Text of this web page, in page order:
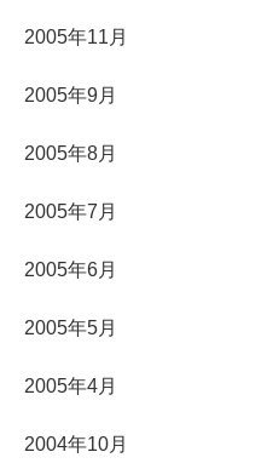
2005年11月
2005年9月
2005年8月
2005年7月
2005年6月
2005年5月
2005年4月
2004年10月